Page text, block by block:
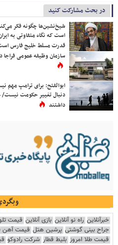
در بحث مشارکت کنید
شیخ‌نشین‌ها چگونه فکر
است که نگاه متفاوتی به
قدرت مسلط خلیج فارس
سازمان وظیفه عمومی فراجا
ابوالفتح: برای ترامپ مهم
دنبال تغییر حکومت
داشتند
خبرآنلاین راه نو آنلاین بازی آنلاین قیمت
جراح بینی گوشتی پرشین هتل قیمت آهن
قیمت طلا امروز بلیط قطار شرکت رادوکو